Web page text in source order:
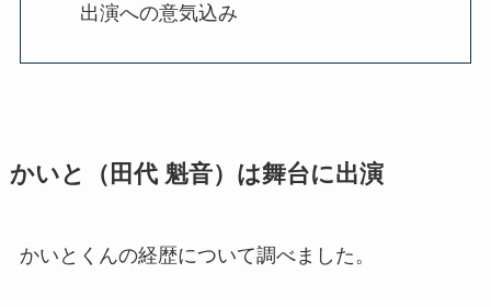
出演への意気込み
かいと（田代 魁音）は舞台に出演
かいとくんの経歴について調べました。